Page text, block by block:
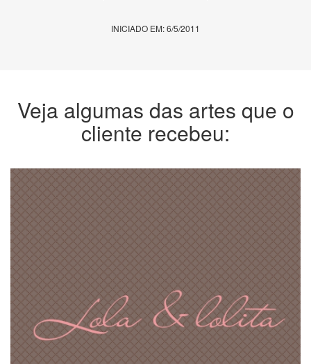
INICIADO EM: 6/5/2011
Veja algumas das artes que o
cliente recebeu: